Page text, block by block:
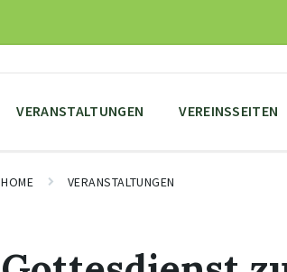
VERANSTALTUNGEN VEREINSSEITEN
HOME VERANSTALTUNGEN